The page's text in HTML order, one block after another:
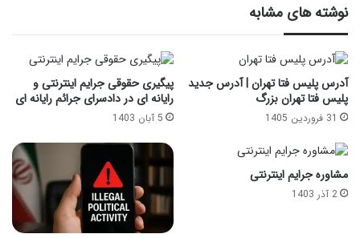
نوشته های مشابه
آدرس پلیس فتا تهران | آدرس جدید
پلیس فتا تهران بزرگ
31 فروردین 1405
پیگیری حقوقی جرایم اینترنتی و
رایانه ای در دادسرای جرائم رایانه ای
5 آبان 1403
مشاوره جرایم اینترنتی
2 آذر 1403